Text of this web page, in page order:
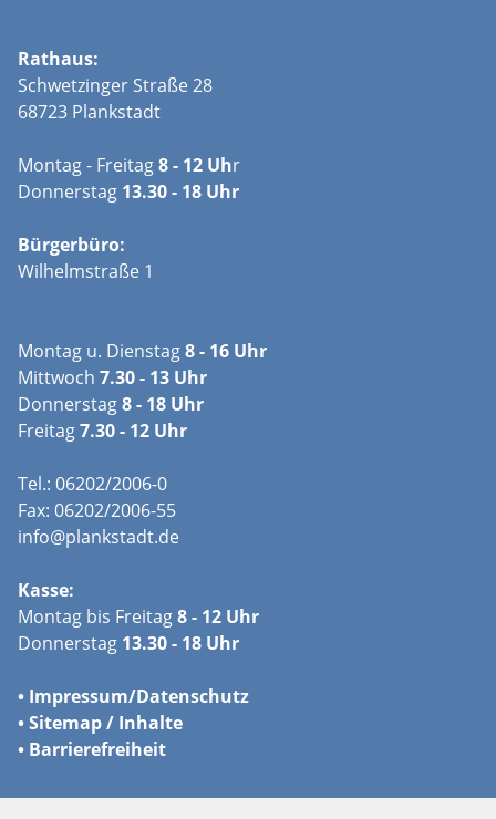
Rathaus:
Schwetzinger Straße 28
68723 Plankstadt
Montag - Freitag8 - 12 Uhr
Donnerstag 13.30 - 18 Uhr
Bürgerbüro:
Wilhelmstraße 1
Montag u. Dienstag8 - 16 Uhr
Mittwoch 7.30 - 13 Uhr
Donnerstag8 - 18 Uhr
Freitag7.30 - 12 Uhr
Tel.: 06202/2006-0
Fax: 06202/2006-55
info@plankstadt.de
Kasse:
Montag bis Freitag8 - 12 Uhr
Donnerstag 13.30 - 18 Uhr
• Impressum/Datenschutz
•Sitemap / Inhalte
• Barrierefreiheit